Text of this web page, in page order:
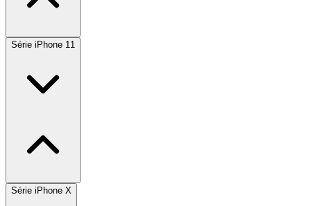
Série iPhone 11
Série iPhone X